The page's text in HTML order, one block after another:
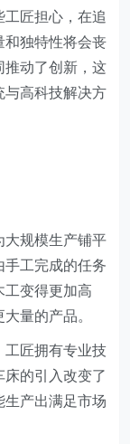
匠担心，在追
和独特性将会丧
推动了创新，这
与高科技解决方
大规模生产铺平
手工完成的任务
工变得更加高
量的产品。
工匠拥有专业技
的引入改变了
生产出满足市场